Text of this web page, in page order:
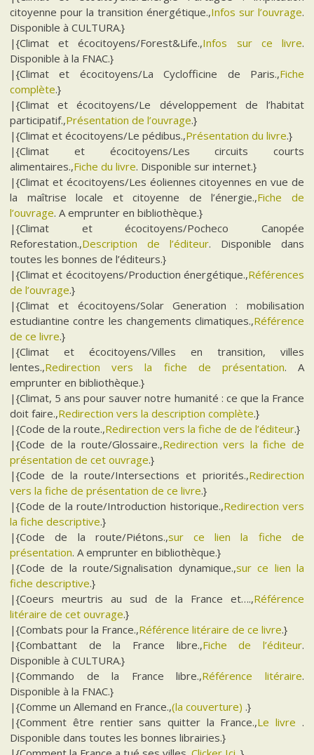
citoyenne pour la transition énergétique.,Infos sur l’ouvrage.
Disponible à CULTURA.}
|{Climat et écocitoyens/Forest&Life.,Infos sur ce livre.
Disponible à la FNAC.}
|{Climat et écocitoyens/La Cyclofficine de Paris.,Fiche
complète.}
|{Climat et écocitoyens/Le développement de l’habitat
participatif.,Présentation de l’ouvrage.}
|{Climat et écocitoyens/Le pédibus.,Présentation du livre.}
|{Climat et écocitoyens/Les circuits courts
alimentaires.,Fiche du livre. Disponible sur internet.}
|{Climat et écocitoyens/Les éoliennes citoyennes en vue de
la maîtrise locale et citoyenne de l’énergie.,Fiche de
l’ouvrage. A emprunter en bibliothèque.}
|{Climat et écocitoyens/Pocheco Canopée
Reforestation.,Description de l’éditeur. Disponible dans
toutes les bonnes de l’éditeurs.}
|{Climat et écocitoyens/Production énergétique.,Références
de l’ouvrage.}
|{Climat et écocitoyens/Solar Generation : mobilisation
estudiantine contre les changements climatiques.,Référence
de ce livre.}
|{Climat et écocitoyens/Villes en transition, villes
lentes.,Redirection vers la fiche de présentation. A
emprunter en bibliothèque.}
|{Climat, 5 ans pour sauver notre humanité : ce que la France
doit faire.,Redirection vers la description complète.}
|{Code de la route.,Redirection vers la fiche de de l’éditeur.}
|{Code de la route/Glossaire.,Redirection vers la fiche de
présentation de cet ouvrage.}
|{Code de la route/Intersections et priorités.,Redirection
vers la fiche de présentation de ce livre.}
|{Code de la route/Introduction historique.,Redirection vers
la fiche descriptive.}
|{Code de la route/Piétons.,sur ce lien la fiche de
présentation. A emprunter en bibliothèque.}
|{Code de la route/Signalisation dynamique.,sur ce lien la
fiche descriptive.}
|{Coeurs meurtris au sud de la France et….,Référence
litéraire de cet ouvrage.}
|{Combats pour la France.,Référence litéraire de ce livre.}
|{Combattant de la France libre.,Fiche de l’éditeur.
Disponible à CULTURA.}
|{Commando de la France libre.,Référence litéraire.
Disponible à la FNAC.}
|{Comme un Allemand en France.,(la couverture) .}
|{Comment être rentier sans quitter la France.,Le livre .
Disponible dans toutes les bonnes librairies.}